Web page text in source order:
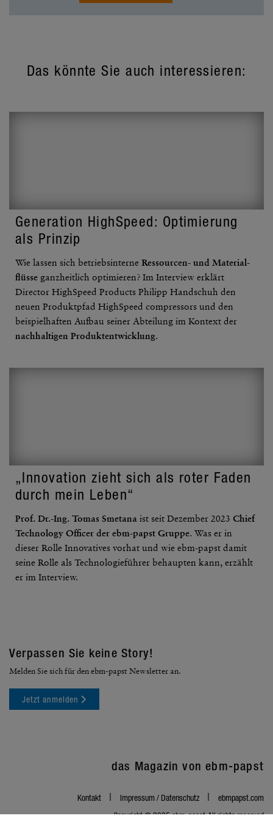
Das könnte Sie auch interessieren:
Gene­ra­tion High­Speed: Opti­mie­rung
als Prinzip
Wie lassen sich betriebs­in­terne Ressourcen- und Mate­ri­al­
flüsse ganz­heit­lich opti­mieren? Im Inter­view erklärt
Director High­Speed Products Philipp Hand­schuh den
neuen Produkt­pfad High­Speed compres­sors und den
beispiel­haften Aufbau seiner Abtei­lung im Kontext der
nach­hal­tigen Produkt­ent­wick­lung.
„Inno­va­tion zieht sich als roter Faden
durch mein Leben“
Prof. Dr.-Ing. Tomas Smetana ist seit Dezember 2023 Chief
Tech­no­logy Officer der ebm-papst Gruppe. Was er in
dieser Rolle Inno­va­tives vorhat und wie ebm-papst damit
seine Rolle als Tech­no­lo­gie­führer behaupten kann, erzählt
er im Inter­view.
Verpassen Sie keine Story!
Melden Sie sich für den ebm-papst Newsletter an.
Jetzt anmelden
das Magazin von ebm-papst
Kontakt Impressum / Daten­schutz ebmpapst.com
Copyright © 2025 ebm‑papst. All rights reserved